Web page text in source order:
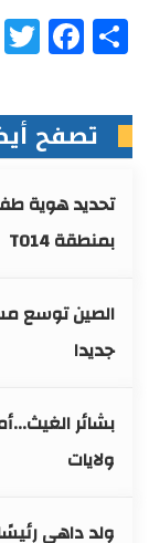
Share
تصفح
تحديد هوية
بمنطقة TO14
جديدا
ولايات
ولد داهي